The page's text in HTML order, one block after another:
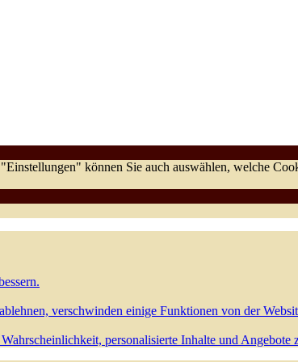
können Sie auch auswählen, welche
verschwinden einige Funktionen von der
personalisierte Inhalte und Angebote